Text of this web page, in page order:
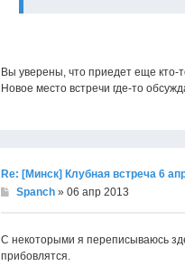
Вы уверены, что приедет еще кто-
Новое место встречи где-то
Re: [Минск] Клубная встреча 6
Spanch » 06 апр 2013
С некоторыми я переписываюсь
прибовлятся.